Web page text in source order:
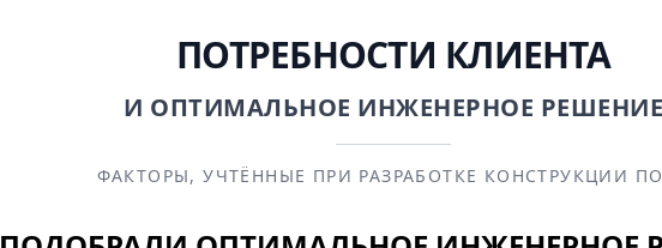
ПОТРЕБНОСТИ КЛИЕНТА
И ОПТИМАЛЬНОЕ ИНЖЕНЕРНОЕ РЕШЕНИЕ
ФАКТОРЫ, УЧТЁННЫЕ ПРИ РАЗРАБОТКЕ КОНСТРУКЦИИ